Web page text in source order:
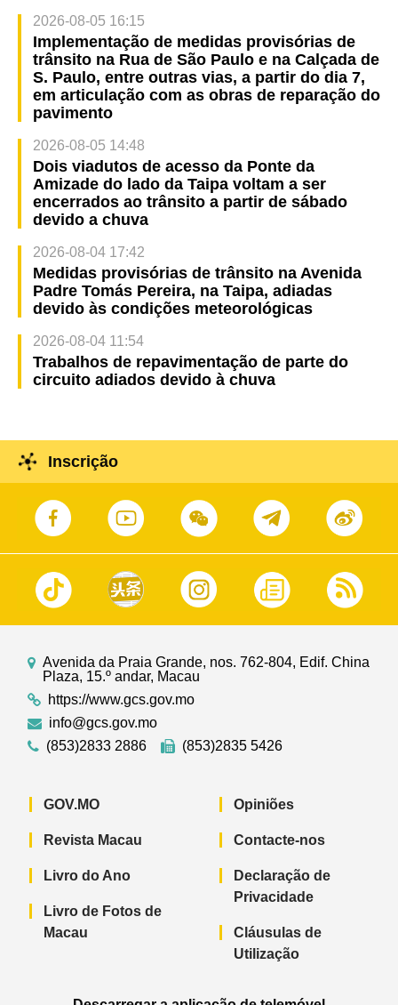
2026-08-05 16:15
Implementação de medidas provisórias de
trânsito na Rua de São Paulo e na Calçada de
S. Paulo, entre outras vias, a partir do dia 7,
em articulação com as obras de reparação do
pavimento
2026-08-05 14:48
Dois viadutos de acesso da Ponte da
Amizade do lado da Taipa voltam a ser
encerrados ao trânsito a partir de sábado
devido a chuva
2026-08-04 17:42
Medidas provisórias de trânsito na Avenida
Padre Tomás Pereira, na Taipa, adiadas
devido às condições meteorológicas
2026-08-04 11:54
Trabalhos de repavimentação de parte do
circuito adiados devido à chuva
Inscrição
Avenida da Praia Grande, nos. 762-804, Edif. China
Plaza, 15.º andar, Macau
https://www.gcs.gov.mo
info@gcs.gov.mo
(853)2833 2886
(853)2835 5426
GOV.MO
Revista Macau
Livro do Ano
Livro de Fotos de
Macau
Opiniões
Contacte-nos
Declaração de
Privacidade
Cláusulas de
Utilização